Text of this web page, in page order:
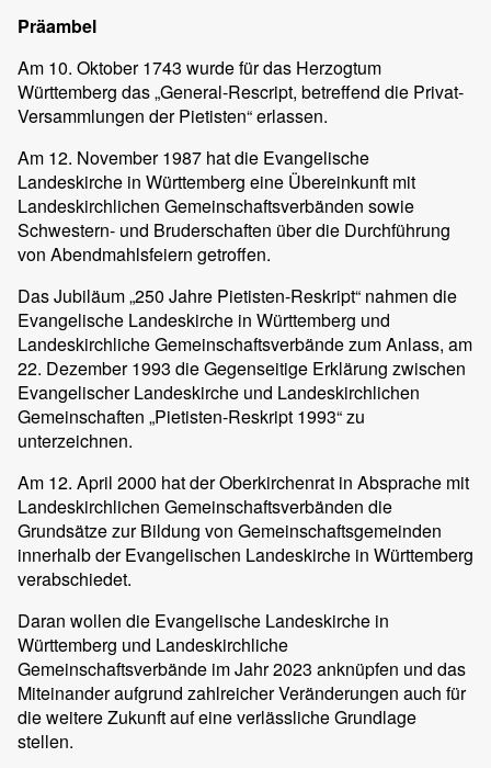
Präambel
Am 10. Oktober 1743 wurde für das Herzogtum
Württemberg das „General-Rescript, betreffend die Privat-
Versammlungen der Pietisten“ erlassen.
Am 12. November 1987 hat die Evangelische
Landeskirche in Württemberg eine Übereinkunft mit
Landeskirchlichen Gemeinschaftsverbänden sowie
Schwestern- und Bruderschaften über die Durchführung
von Abendmahlsfeiern getroffen.
Das Jubiläum „250 Jahre Pietisten-Reskript“ nahmen die
Evangelische Landeskirche in Württemberg und
Landeskirchliche Gemeinschaftsverbände zum Anlass, am
22. Dezember 1993 die Gegenseitige Erklärung zwischen
Evangelischer Landeskirche und Landeskirchlichen
Gemeinschaften „Pietisten-Reskript 1993“ zu
unterzeichnen.
Am 12. April 2000 hat der Oberkirchenrat in Absprache mit
Landeskirchlichen Gemeinschaftsverbänden die
Grundsätze zur Bildung von Gemeinschaftsgemeinden
innerhalb der Evangelischen Landeskirche in Württemberg
verabschiedet.
Daran wollen die Evangelische Landeskirche in
Württemberg und Landeskirchliche
Gemeinschaftsverbände im Jahr 2023 anknüpfen und das
Miteinander aufgrund zahlreicher Veränderungen auch für
die weitere Zukunft auf eine verlässliche Grundlage
stellen.